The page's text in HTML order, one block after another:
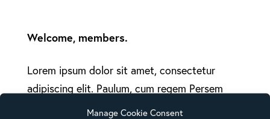
Manage Cookie Consent
Welcome, members.
Lorem ipsum dolor sit amet, consectetur
adipiscing elit. Paulum, cum regem Persem
captum adduceret, eodem flumine invectio?